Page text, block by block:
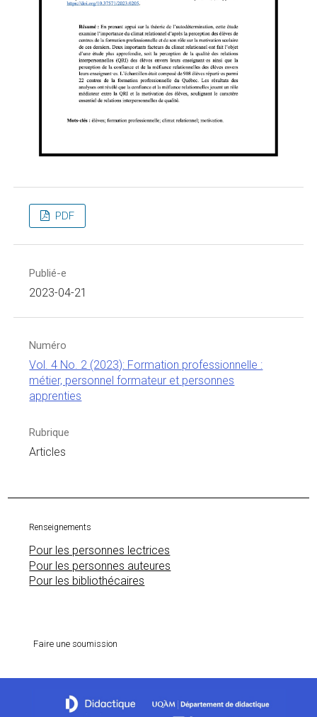
PDF
Publié-e
2023-04-21
Numéro
Vol. 4 No. 2 (2023): Formation professionnelle :
métier, personnel formateur et personnes
apprenties
Rubrique
Articles
Renseignements
Pour les personnes lectrices
Pour les personnes auteures
Pour les bibliothécaires
Faire une soumission